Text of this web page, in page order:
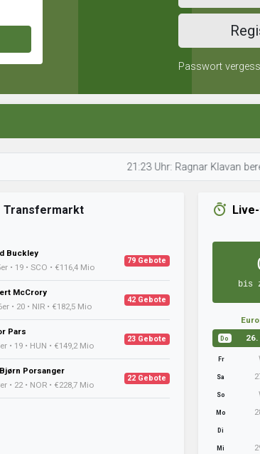
Passwort
21:23 Uhr: Ragnar Klavan bereitet
Transfermarkt
Buckley
• 19 • SCO • €116,4 Mio
79 Gebote
McCrory
• 20 • NIR • €182,5 Mio
42 Gebote
Pars
• 19 • HUN • €149,2 Mio
23 Gebote
Porsanger
• 22 • NOR • €228,7 Mio
22 Gebote
bis
Do
Fr
Sa
So
Mo
Di
Mi